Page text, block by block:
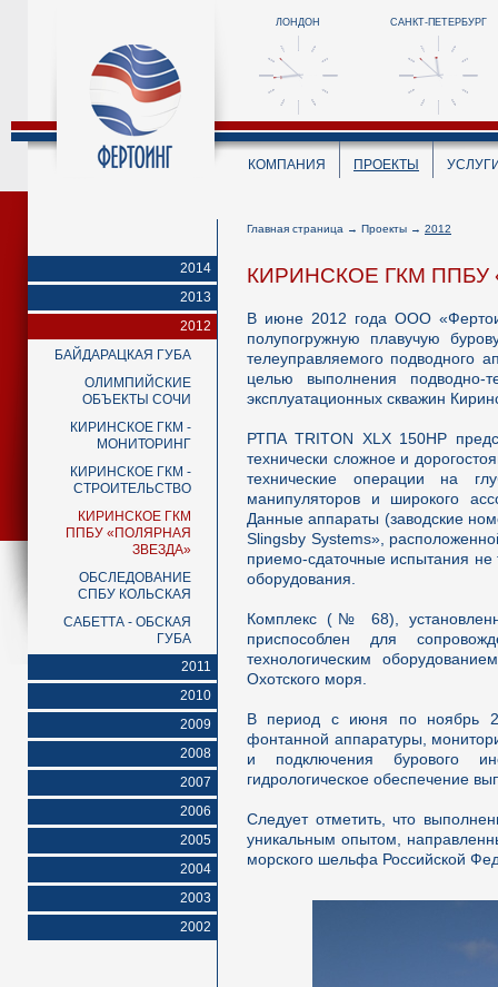
ЛОНДОН САНКТ-ПЕТЕРБУРГ
КОМПАНИЯ ПРОЕКТЫ
2014
2013
2012
БАЙДАРАЦКАЯ ГУБА
ОЛИМПИЙСКИЕ
ОБЪЕКТЫ СОЧИ
КИРИНСКОЕ ГКМ -
МОНИТОРИНГ
КИРИНСКОЕ ГКМ -
СТРОИТЕЛЬСТВО
КИРИНСКОЕ ГКМ
ППБУ «ПОЛЯРНАЯ
ЗВЕЗДА»
ОБСЛЕДОВАНИЕ
СПБУ КОЛЬСКАЯ
САБЕТТА - ОБСКАЯ
ГУБА
2011
2010
2009
2008
2007
2006
2005
2004
2003
2002
Главная страница → Проекты → 2012
КИРИНСКОЕ ГКМ ППБУ
В июне 2012 года ООО
полупогружную плавучую
телеуправляемого подводного
целью выполнения подводно-
эксплуатационных скважин
РТПАTRITON XLX 150HP
технически сложное и
технические операции на
манипуляторов и широкого
Данные аппараты (заводские
Slingsby Systems»,
приемо-сдаточные испытания не
оборудования.
Комплекс (№ 68),
приспособлен для
технологическим
Охотского моря.
В период с июня по ноябрь
фонтанной аппаратуры,
и подключения бурового
гидрологическое обеспечение
Следует отметить, что
уникальным опытом,
морского шельфа Российской